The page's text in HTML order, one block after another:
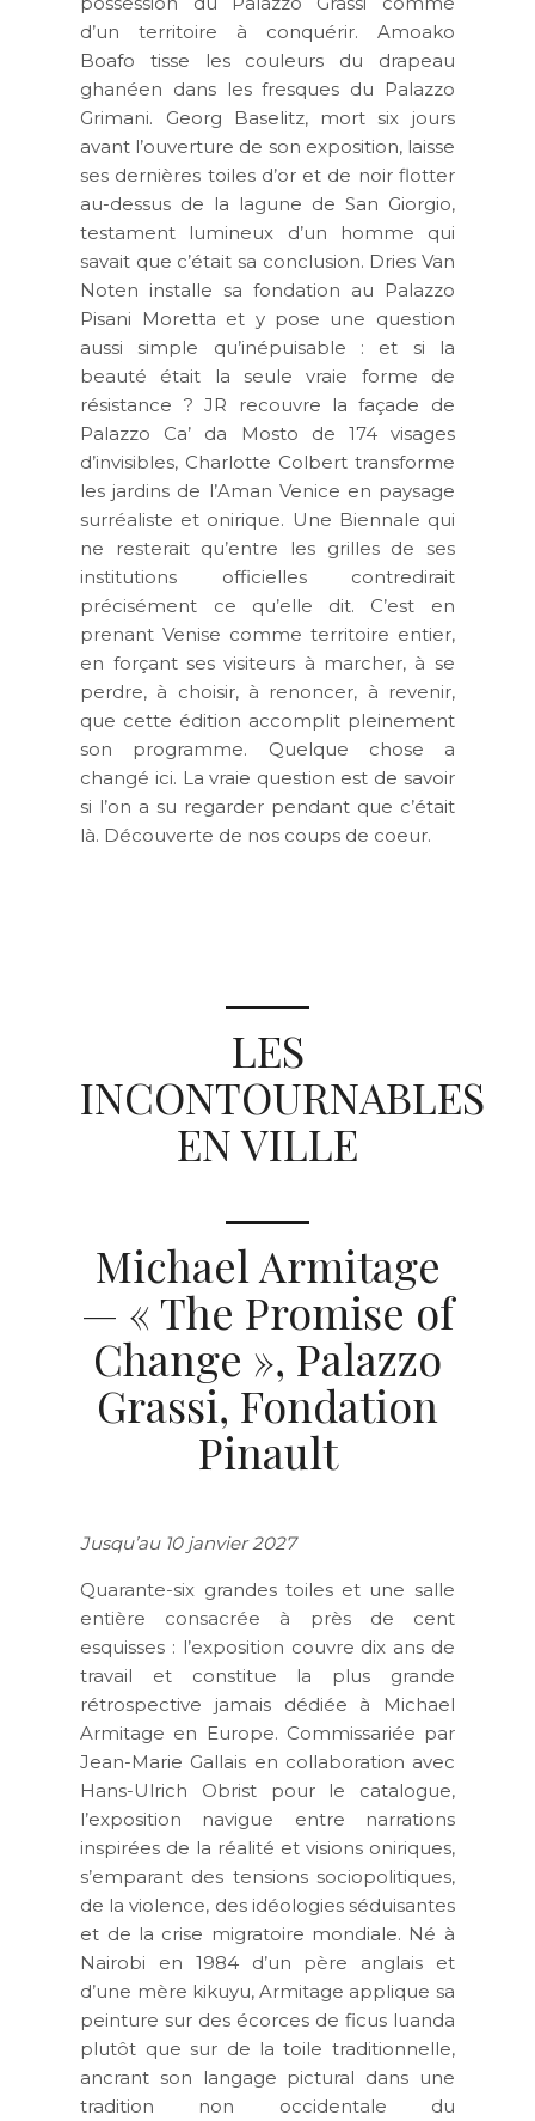
d’un territoire à conquérir. Amoako
Boafo tisse les couleurs du drapeau
ghanéen dans les fresques du Palazzo
Grimani. Georg Baselitz, mort six jours
avant l’ouverture de son exposition, laisse
ses dernières toiles d’or et de noir flotter
au-dessus de la lagune de San Giorgio,
testament lumineux d’un homme qui
savait que c’était sa conclusion. Dries Van
Noten installe sa fondation au Palazzo
Pisani Moretta et y pose une question
aussi simple qu’inépuisable : et si la
beauté était la seule vraie forme de
résistance ? JR recouvre la façade de
Palazzo Ca’ da Mosto de 174 visages
d’invisibles, Charlotte Colbert transforme
les jardins de l’Aman Venice en paysage
surréaliste et onirique. Une Biennale qui
ne resterait qu’entre les grilles de ses
institutions officielles contredirait
précisément ce qu’elle dit. C’est en
prenant Venise comme territoire entier,
en forçant ses visiteurs à marcher, à se
perdre, à choisir, à renoncer, à revenir,
que cette édition accomplit pleinement
son programme. Quelque chose a
changé ici. La vraie question est de savoir
si l’on a su regarder pendant que c’était
là. Découverte de nos coups de coeur.
LES
INCONTOURNABLES
EN VILLE
Michael Armitage
— « The Promise of
Change », Palazzo
Grassi, Fondation
Pinault
Jusqu’au 10 janvier 2027
Quarante-six grandes toiles et une salle
entière consacrée à près de cent
esquisses : l’exposition couvre dix ans de
travail et constitue la plus grande
rétrospective jamais dédiée à Michael
Armitage en Europe. Commissariée par
Jean-Marie Gallais en collaboration avec
Hans-Ulrich Obrist pour le catalogue,
l’exposition navigue entre narrations
inspirées de la réalité et visions oniriques,
s’emparant des tensions sociopolitiques,
de la violence, des idéologies séduisantes
et de la crise migratoire mondiale. Né à
Nairobi en 1984 d’un père anglais et
d’une mère kikuyu, Armitage applique sa
peinture sur des écorces de ficus luanda
plutôt que sur de la toile traditionnelle,
ancrant son langage pictural dans une
tradition non occidentale du